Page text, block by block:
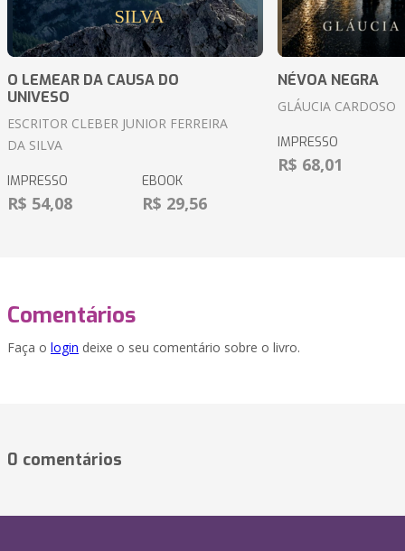
O LEMEAR DA CAUSA DO
UNIVESO
ESCRITOR CLEBER JUNIOR FERREIRA
DA SILVA
IMPRESSO
R$ 54,08
EBOOK
R$ 29,56
NÉVOA NEGRA
GLÁUCIA CARDOSO
IMPRESSO
R$ 68,01
Comentários
Faça o login deixe o seu comentário sobre o livro.
0 comentários